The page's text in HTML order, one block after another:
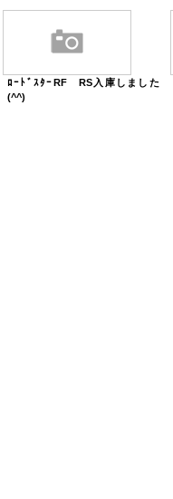
ﾛｰﾄﾞｽﾀｰRF RS入庫しました
(^^)